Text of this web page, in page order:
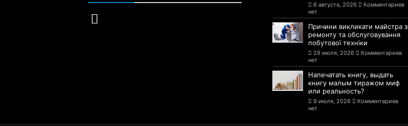
6 августа, 2026
Комментариев
нет
Причини викликати майстра з
ремонту та обслуговування
побутової техніки
29 июля, 2026
Комментариев
нет
Напечатать книгу, выдать
книгу малым тиражом миф
или реальность?
9 июля, 2026
Комментариев
нет